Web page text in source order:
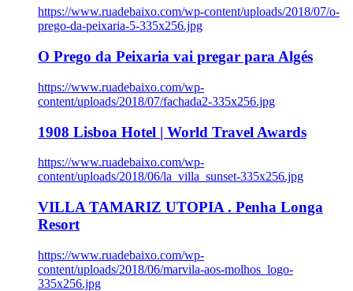
https://www.ruadebaixo.com/wp-content/uploads/2018/07/o-
prego-da-peixaria-5-335x256.jpg
O Prego da Peixaria vai pregar para Algés
https://www.ruadebaixo.com/wp-
content/uploads/2018/07/fachada2-335x256.jpg
1908 Lisboa Hotel | World Travel Awards
https://www.ruadebaixo.com/wp-
content/uploads/2018/06/la_villa_sunset-335x256.jpg
VILLA TAMARIZ UTOPIA . Penha Longa
Resort
https://www.ruadebaixo.com/wp-
content/uploads/2018/06/marvila-aos-molhos_logo-
335x256.jpg